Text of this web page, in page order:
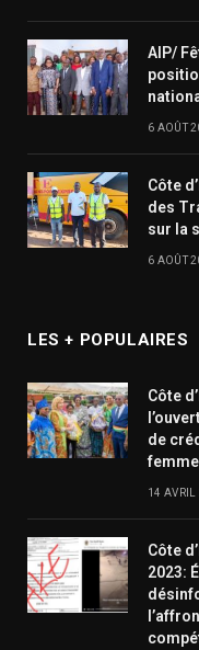
AIP/
6 AOÛT
Côte
des
sur la
6 AOÛT
LES + POPULAIRES
Côte
de
14
Côte
2023: